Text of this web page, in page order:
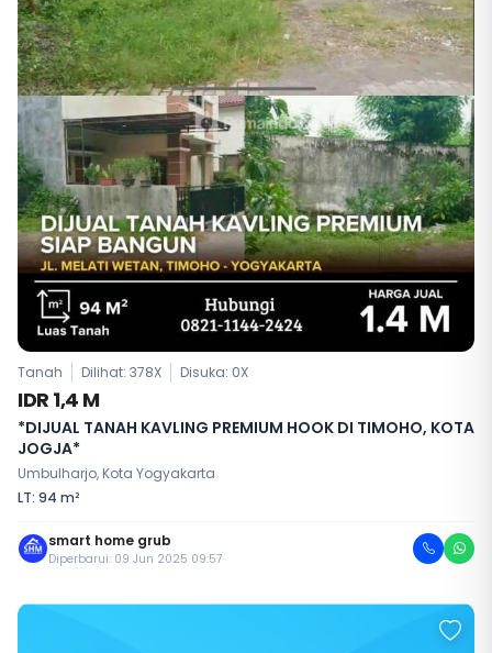
Tanah Dilihat: 378X Disuka: 0X
IDR 1,4 M
*DIJUAL TANAH KAVLING PREMIUM HOOK DI TIMOHO, KOTA
JOGJA*
Umbulharjo, Kota Yogyakarta
LT: 94 m²
smart home grub
Diperbarui: 09 Jun 2025 09:57